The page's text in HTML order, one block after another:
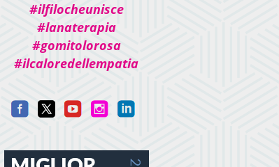
#ilfilocheunisce
#lanaterapia
#gomitolorosa
#ilcaloredellempatia